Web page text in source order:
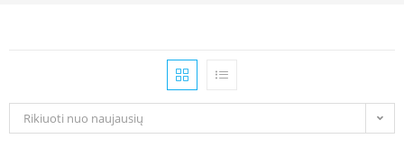
Rikiuoti nuo naujausių